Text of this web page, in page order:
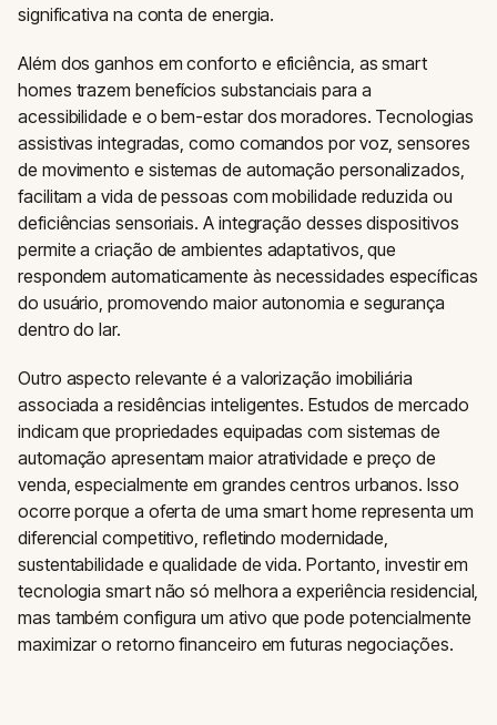
significativa na conta de energia.
Além dos ganhos em conforto e eficiência, as smart
homes trazem benefícios substanciais para a
acessibilidade e o bem-estar dos moradores. Tecnologias
assistivas integradas, como comandos por voz, sensores
de movimento e sistemas de automação personalizados,
facilitam a vida de pessoas com mobilidade reduzida ou
deficiências sensoriais. A integração desses dispositivos
permite a criação de ambientes adaptativos, que
respondem automaticamente às necessidades específicas
do usuário, promovendo maior autonomia e segurança
dentro do lar.
Outro aspecto relevante é a valorização imobiliária
associada a residências inteligentes. Estudos de mercado
indicam que propriedades equipadas com sistemas de
automação apresentam maior atratividade e preço de
venda, especialmente em grandes centros urbanos. Isso
ocorre porque a oferta de uma smart home representa um
diferencial competitivo, refletindo modernidade,
sustentabilidade e qualidade de vida. Portanto, investir em
tecnologia smart não só melhora a experiência residencial,
mas também configura um ativo que pode potencialmente
maximizar o retorno financeiro em futuras negociações.